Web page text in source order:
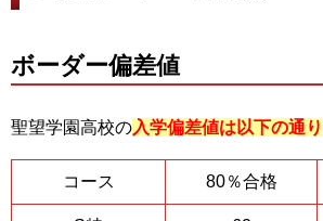
ボーダー偏差値
聖望学園高校の入学偏差値は以下の通り
コース 80％合格